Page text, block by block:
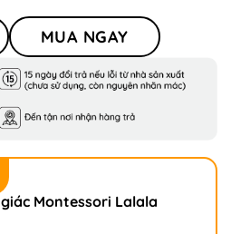
MUA NGAY
Montessori Lalala